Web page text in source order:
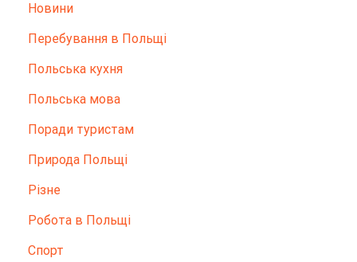
Новини
Перебування в Польщі
Польська кухня
Польська мова
Поради туристам
Природа Польщі
Різне
Робота в Польщі
Спорт